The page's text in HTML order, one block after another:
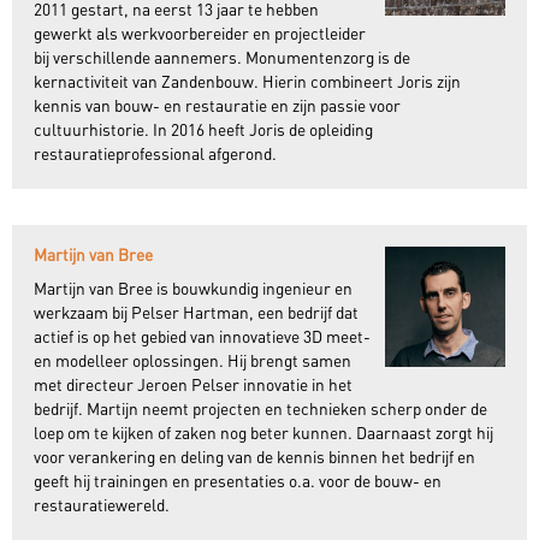
2011 gestart, na eerst 13 jaar te hebben
gewerkt als werkvoorbereider en projectleider
bij verschillende aannemers. Monumentenzorg is de
kernactiviteit van Zandenbouw. Hierin combineert Joris zijn
kennis van bouw- en restauratie en zijn passie voor
cultuurhistorie. In 2016 heeft Joris de opleiding
restauratieprofessional afgerond.
Martijn van Bree
Martijn van Bree is bouwkundig ingenieur en
werkzaam bij Pelser Hartman, een bedrijf dat
actief is op het gebied van innovatieve 3D meet-
en modelleer oplossingen. Hij brengt samen
met directeur Jeroen Pelser innovatie in het
bedrijf. Martijn neemt projecten en technieken scherp onder de
loep om te kijken of zaken nog beter kunnen. Daarnaast zorgt hij
voor verankering en deling van de kennis binnen het bedrijf en
geeft hij trainingen en presentaties o.a. voor de bouw- en
restauratiewereld.